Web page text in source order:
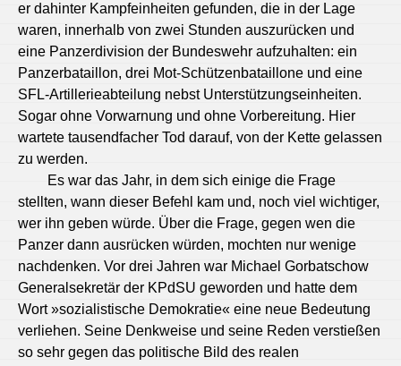
er dahinter Kampfeinheiten gefunden, die in der Lage
waren, innerhalb von zwei Stunden auszurücken und
eine Panzerdivision der Bundeswehr aufzuhalten: ein
Panzerbataillon, drei Mot-Schützenbataillone und eine
SFL-Artillerieabteilung nebst Unterstützungseinheiten.
Sogar ohne Vorwarnung und ohne Vorbereitung. Hier
wartete tausendfacher Tod darauf, von der Kette gelassen
zu werden.
Es war das Jahr, in dem sich einige die Frage
stellten, wann dieser Befehl kam und, noch viel wichtiger,
wer ihn geben würde. Über die Frage, gegen wen die
Panzer dann ausrücken würden, mochten nur wenige
nachdenken. Vor drei Jahren war Michael Gorbatschow
Generalsekretär der KPdSU geworden und hatte dem
Wort »sozialistische Demokratie« eine neue Bedeutung
verliehen. Seine Denkweise und seine Reden verstießen
so sehr gegen das politische Bild des realen